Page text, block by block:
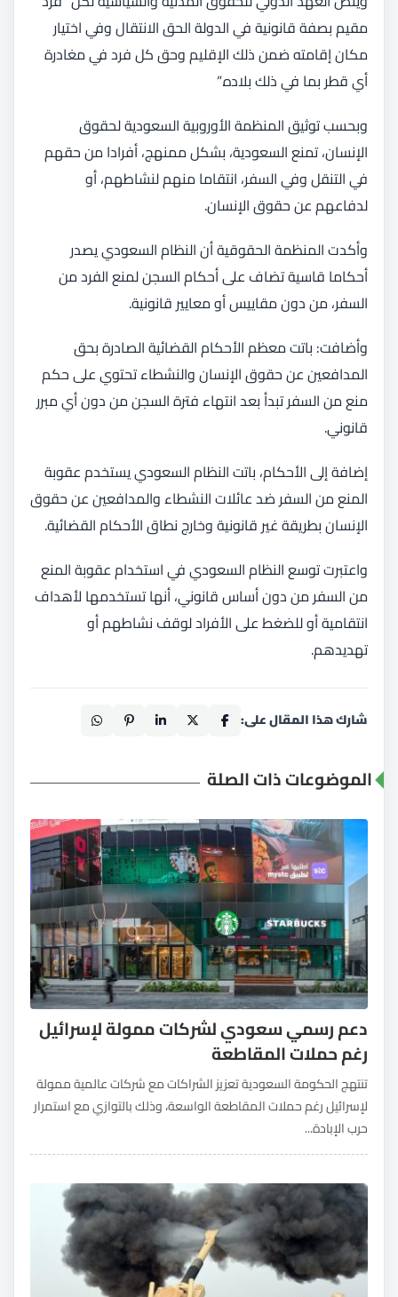
مقيم بصفة قانونية في الدولة الحق الانتقال وفي اختيار
مكان إقامته ضمن ذلك الإقليم وحق كل فرد في مغادرة
أي قطر بما في ذلك بلاده.”
وبحسب توثيق المنظمة الأوروبية السعودية لحقوق
الإنسان، تمنع السعودية، بشكل ممنهج، أفرادا من حقهم
في التنقل وفي السفر، انتقاما منهم لنشاطهم، أو
لدفاعهم عن حقوق الإنسان.
وأكدت المنظمة الحقوقية أن النظام السعودي يصدر
أحكاما قاسية تضاف على أحكام السجن لمنع الفرد من
السفر، من دون مقاييس أو معايير قانونية.
وأضافت: باتت معظم الأحكام القضائية الصادرة بحق
المدافعين عن حقوق الإنسان والنشطاء تحتوي على حكم
منع من السفر تبدأ بعد انتهاء فترة السجن من دون أي مبرر
قانوني.
إضافة إلى الأحكام، باتت النظام السعودي يستخدم عقوبة
المنع من السفر ضد عائلات النشطاء والمدافعين عن حقوق
الإنسان بطريقة غير قانونية وخارج نطاق الأحكام القضائية.
واعتبرت توسع النظام السعودي في استخدام عقوبة المنع
من السفر من دون أساس قانوني، أنها تستخدمها لأهداف
انتقامية أو للضغط على الأفراد لوقف نشاطهم أو
تهديدهم.
شارك هذا المقال على:
الموضوعات ذات الصلة
دعم رسمي سعودي لشركات ممولة لإسرائيل
رغم حملات المقاطعة
تنتهج الحكومة السعودية تعزيز الشراكات مع شركات عالمية ممولة
لإسرائيل رغم حملات المقاطعة الواسعة، وذلك بالتوازي مع استمرار
حرب الإبادة...